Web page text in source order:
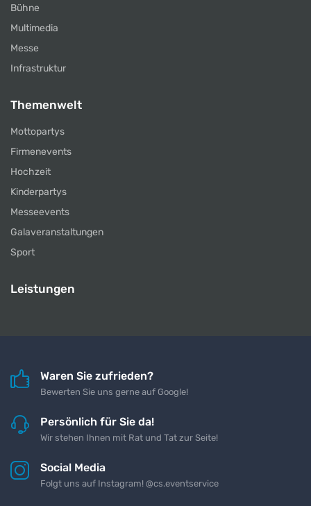
Bühne
Multimedia
Messe
Infrastruktur
Themenwelt
Mottopartys
Firmenevents
Hochzeit
Kinderpartys
Messeevents
Galaveranstaltungen
Sport
Leistungen
Waren Sie zufrieden?
Bewerten Sie uns gerne auf Google!
Persönlich für Sie da!
Wir stehen Ihnen mit Rat und Tat zur Seite!
Social Media
Folgt uns auf Instagram! @cs.eventservice